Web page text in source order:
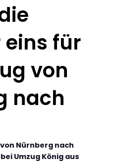
für
von
nach
Nürnberg nach
Umzug König aus